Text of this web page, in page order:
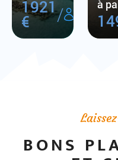
1921
€ /
à
BONS